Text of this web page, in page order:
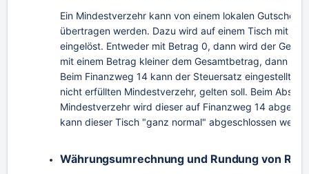
Ein Mindestverzehr kann von einem lokalen Gutschein
übertragen werden. Dazu wird auf einem Tisch mit
eingelöst. Entweder mit Betrag 0, dann wird der
mit einem Betrag kleiner dem Gesamtbetrag, dann
Beim Finanzweg 14 kann der Steuersatz eingestellt
nicht erfüllten Mindestverzehr, gelten soll. Beim
Mindestverzehr wird dieser auf Finanzweg 14
kann dieser Tisch "ganz normal" abgeschlossen
Währungsumrechnung und Rundung von